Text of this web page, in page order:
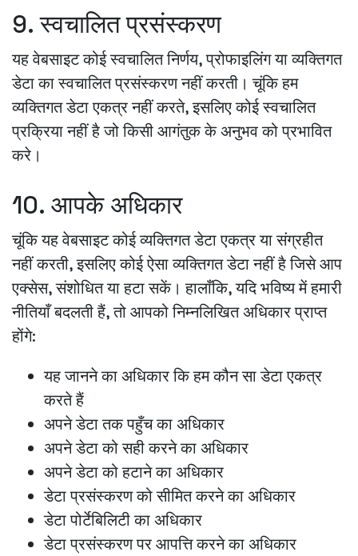
9. स्वचालित प्रसंस्करण
यह वेबसाइट कोई स्वचालित निर्णय, प्रोफाइलिंग या व्यक्तिगत
डेटा का स्वचालित प्रसंस्करण नहीं करती। चूंकि हम
व्यक्तिगत डेटा एकत्र नहीं करते, इसलिए कोई स्वचालित
प्रक्रिया नहीं है जो किसी आगंतुक के अनुभव को प्रभावित
करे।
10. आपके अधिकार
चूंकि यह वेबसाइट कोई व्यक्तिगत डेटा एकत्र या संग्रहीत
नहीं करती, इसलिए कोई ऐसा व्यक्तिगत डेटा नहीं है जिसे आप
एक्सेस, संशोधित या हटा सकें। हालाँकि, यदि भविष्य में हमारी
नीतियाँ बदलती हैं, तो आपको निम्नलिखित अधिकार प्राप्त
होंगे:
यह जानने का अधिकार कि हम कौन सा डेटा एकत्र
करते हैं
अपने डेटा तक पहुँच का अधिकार
अपने डेटा को सही करने का अधिकार
अपने डेटा को हटाने का अधिकार
डेटा प्रसंस्करण को सीमित करने का अधिकार
डेटा पोर्टेबिलिटी का अधिकार
डेटा प्रसंस्करण पर आपत्ति करने का अधिकार